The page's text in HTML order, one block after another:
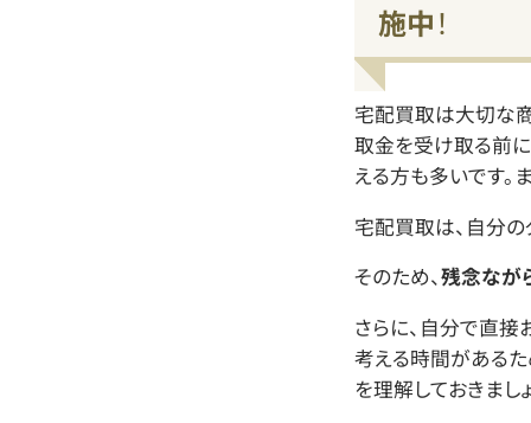
施中！
宅配買取は大切な
取金を受け取る前
える方も多いです。
宅配買取は、自分の
そのため、残念なが
さらに、自分で直接
考える時間がある
を理解しておきまし